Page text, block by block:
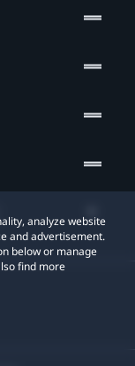
analyze website
and advertisement.
below or manage
find more